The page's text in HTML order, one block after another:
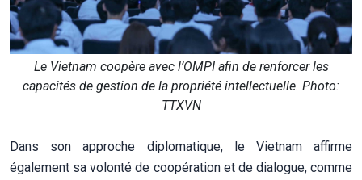
Le Vietnam coopère avec l’OMPI afin de renforcer les
capacités de gestion de la propriété intellectuelle. Photo:
TTXVN
Dans son approche diplomatique, le Vietnam affirme
également sa volonté de coopération et de dialogue, comme